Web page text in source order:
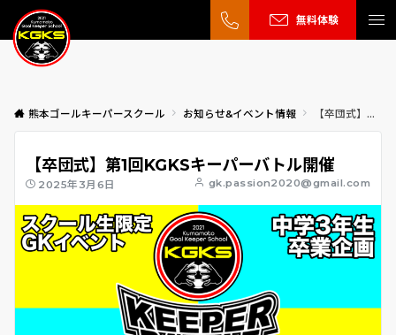
無料体験
熊本ゴールキーパースクール お知らせ&イベント情報 【卒団式】第1回KGKSキーパーバトル開催
【卒団式】第1回KGKSキーパーバトル開催
2025年3月6日 gk.passion2020@gmail.com